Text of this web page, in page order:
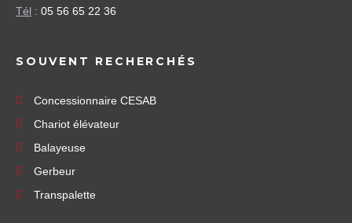
Tél : 05 56 65 22 36
SOUVENT RECHERCHÉS
Concessionnaire CESAB
Chariot élévateur
Balayeuse
Gerbeur
Transpalette